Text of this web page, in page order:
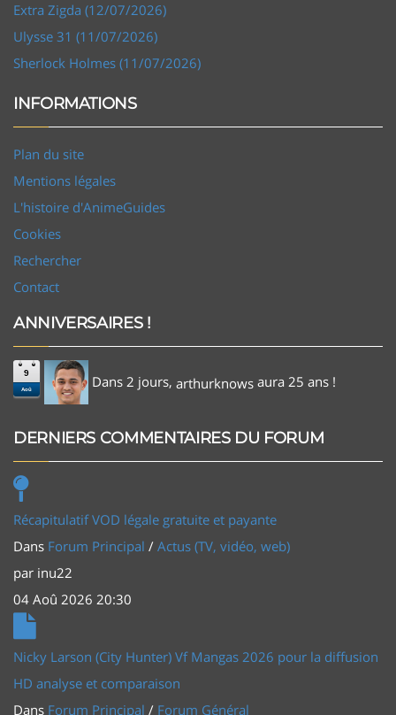
Extra Zigda (12/07/2026)
Ulysse 31 (11/07/2026)
Sherlock Holmes (11/07/2026)
INFORMATIONS
Plan du site
Mentions légales
L'histoire d'AnimeGuides
Cookies
Rechercher
Contact
ANNIVERSAIRES !
9
Aoû Dans 2 jours, arthurknows aura 25 ans !
DERNIERS COMMENTAIRES DU FORUM
Récapitulatif VOD légale gratuite et payante
Dans Forum Principal / Actus (TV, vidéo, web)
par inu22
04 Aoû 2026 20:30
Nicky Larson (City Hunter) Vf Mangas 2026 pour la diffusion
HD analyse et comparaison
Dans Forum Principal / Forum Général